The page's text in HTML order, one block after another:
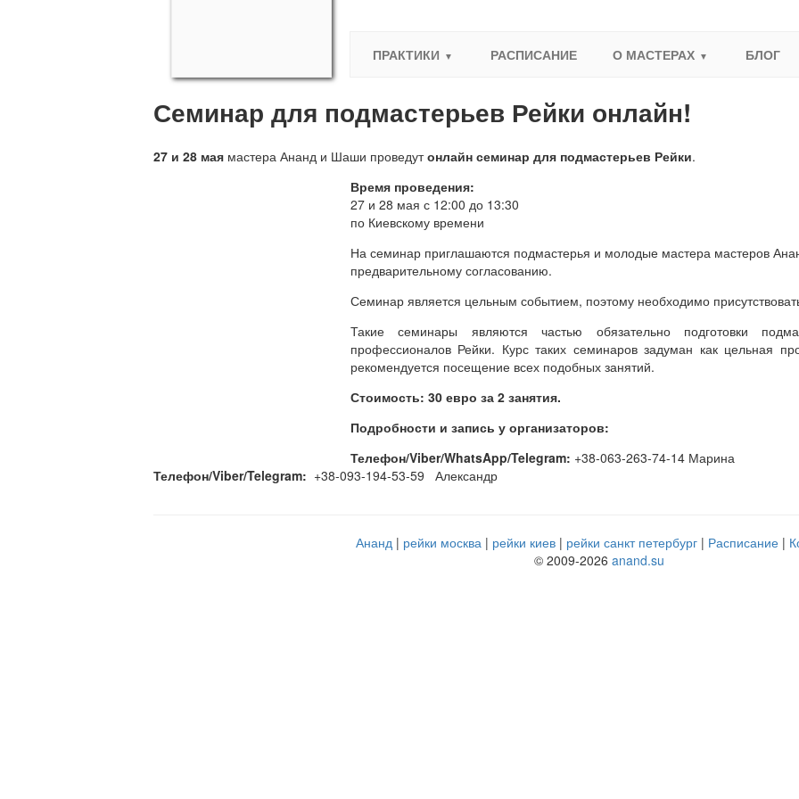
ПРАКТИКИ
РАСПИСАНИЕ О МАСТЕРАХ БЛОГ
Семинар для подмастерьев Рейки онлайн!
27 и 28 мая мастера Ананд и Шаши проведутонлайн семинар для подмастерьев Рейки.
Время проведения:
27 и 28 мая с 12:00 до 13:30
по Киевскому времени
На семинар приглашаются подмастерья и молодые мастера мастеров
предварительному согласованию.
Семинар является цельным событием, поэтому необходимо
Такие семинары являются частью обязательно подготовки
профессионалов Рейки. Курс таких семинаров задуман как цельная
рекомендуется посещение всех подобных занятий.
Стоимость: 30 евро за 2 занятия.
Подробности и запись у организаторов:
Телефон/Viber/WhatsApp/Telegram: +38-063-263-74-14 Марина
Телефон/Viber/Telegram: +38-093-194-53-59 Александр
Ананд рейки москва рейки киев рейки санкт петербург Расписание
© 2009-2026 anand.su